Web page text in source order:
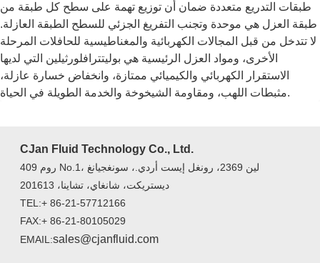
طبقات التدريع متعددة ضمان أن توزيع تهمة على سطح كل طبقة من
طبقة العزل هي موحدة وتجنب التفريغ الجزئي للسطح الطبقة العازلة.
لا تتدخل من قبل المجالات الكهربائية والمغناطيسية للحافلات المرحلة
الأخرى، ومواد العزل الرئيسية هي بوليتترافلورثيلين التي لديها
الاستقرار الكهربائي والكيميائي ممتازة، وانخفاض خسارة عازلة،
مثبطات اللهب، ومقاومة الشيخوخة والخدمة الطويلة في الحياة.
CJan Fluid Technology Co., Ltd.
روم 409 No.1، لين 2369، رونغل إيست أردي.، سونغجيانغ
ديستريكت، شانغاي، تشاينا، 201613
TEL:+ 86-21-57712166
FAX:+ 86-21-80105029
EMAIL:sales@cjanfluid.com